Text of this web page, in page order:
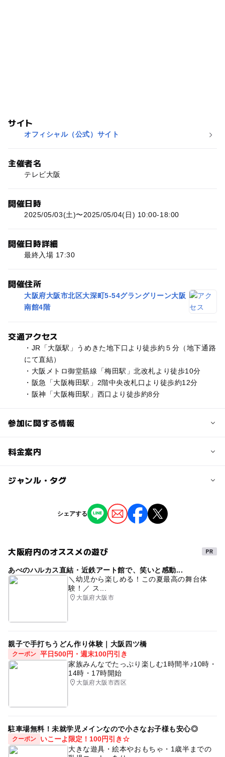
サイト
オフィシャル（公式）サイト
主催者名
テレビ大阪
開催日時
2025/05/03(土)〜2025/05/04(日) 10:00-18:00
開催日時詳細
最終入場 17:30
開催住所
大阪府大阪市北区大深町5-54グラングリーン大阪
南館4階
交通アクセス
・JR「大阪駅」うめきた地下口より徒歩約５分（地下通路
にて直結）
・大阪メトロ御堂筋線「梅田駅」北改札より徒歩10分
・阪急「大阪梅田駅」2階中央改札口より徒歩約12分
・阪神「大阪梅田駅」西口より徒歩約8分
参加に関する情報
対象年齢
料金案内
子供の料金詳細
大人の料金詳細
前売券 1,000円 / 当日券 1,200円
ジャンル・タグ
タグ
雨の日でもOK 雨の日でも楽しめる アート
雨でも楽しめる
シェアする
大阪府内のオススメの遊び
あべのハルカス直結・近鉄アート館で、笑いと感動...
＼幼児から楽しめる！この夏最高の舞台体
験！／ ス...
大阪府大阪市
親子で手打ちうどん作り体験｜大阪四ツ橋
クーポン 平日500円・週末100円引き
家族みんなでたっぷり楽しむ1時間半♪10時・
14時・17時開始
大阪府大阪市西区
駐車場無料！未就学児メインなので小さなお子様も安心◎
クーポン
いこーよ限定！100円引き☆
大きな遊具・絵本やおもちゃ・1歳半までの